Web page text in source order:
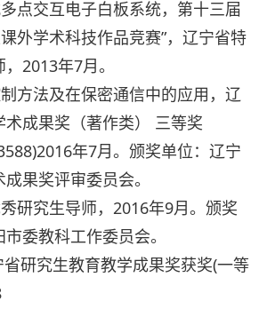
点交互电子白板系统，第十三届
外学术科技作品竞赛”，辽宁省特
2013年7月。
方法及在保密通信中的应用，辽
术成果奖（著作类） 三等奖
年7月。颁奖单位：辽宁
果奖评审委员会。
研究生导师，2016年9月。颁奖
委教科工作委员会。
研究生教育教学成果奖获奖(一等